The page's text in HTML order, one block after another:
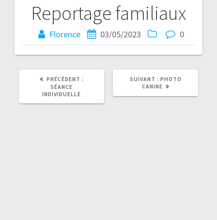
Reportage familiaux
Florence 03/05/2023 0
Navigation
de
l’article
PRÉCÉDENT :
SÉANCE
INDIVIDUELLE
SUIVANT : ARTICLE
SUIVANT
PHOTO
CANINE